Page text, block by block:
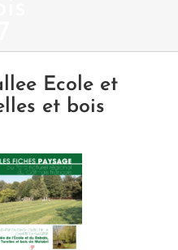
Ecole et
et bois